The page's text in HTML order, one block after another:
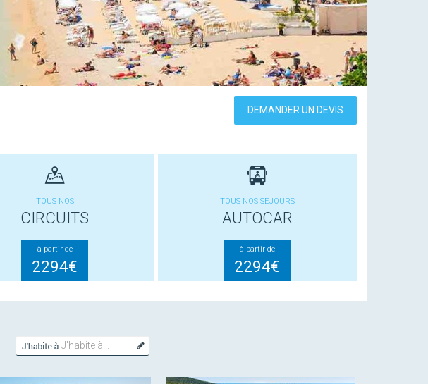
DEMANDER UN DEVIS
TOUS NOS
CIRCUITS
à partir de
2294€
TOUS NOS SÉJOURS
AUTOCAR
à partir de
2294€
J'habite
à...